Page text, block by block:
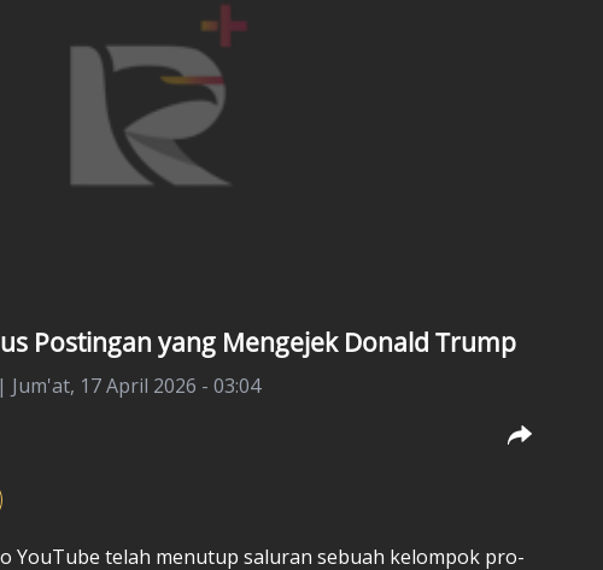
Postingan yang Mengejek Donald Trump
Jum'at, 17 April 2026 - 03:04
YouTube telah menutup saluran sebuah kelompok pro-